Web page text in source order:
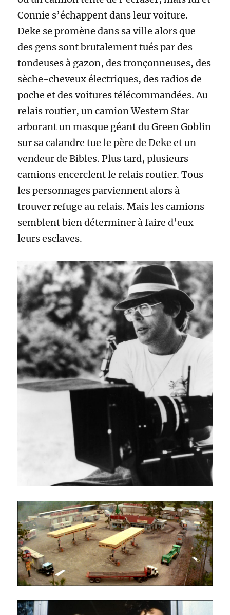
Connie s’échappent dans leur voiture.
Deke se promène dans sa ville alors que
des gens sont brutalement tués par des
tondeuses à gazon, des tronçonneuses, des
sèche-cheveux électriques, des radios de
poche et des voitures télécommandées. Au
relais routier, un camion Western Star
arborant un masque géant du Green Goblin
sur sa calandre tue le père de Deke et un
vendeur de Bibles. Plus tard, plusieurs
camions encerclent le relais routier. Tous
les personnages parviennent alors à
trouver refuge au relais. Mais les camions
semblent bien déterminer à faire d’eux
leurs esclaves.